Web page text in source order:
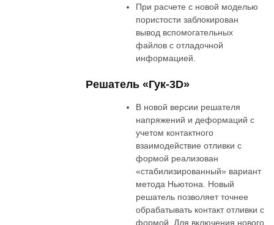
При расчете с новой моделью
пористости заблокирован
вывод вспомогательных
файлов с отладочной
информацией.
Решатель «Гук-3D»
В новой версии решателя
напряжений и деформаций с
учетом контактного
взаимодействие отливки с
формой реализован
«стабилизированный» вариант
метода Ньютона. Новый
решатель позволяет точнее
обрабатывать контакт отливки с
формой. Для включения нового